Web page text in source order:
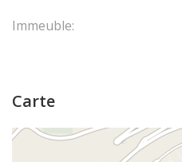
Immeuble:
Carte